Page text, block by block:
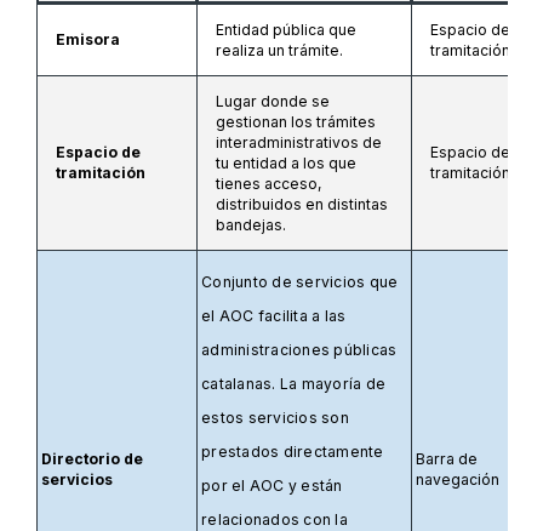
Emisora
Entidad pública que
realiza un trámite.
Espacio de
tramitación
Espacio de
tramitación
Lugar donde se
gestionan los trámites
interadministrativos de
tu entidad a los que
tienes acceso,
distribuidos en distintas
bandejas.
Espacio de
tramitación
Directorio de
servicios
Conjunto de servicios que
el AOC facilita a las
administraciones públicas
catalanas. La mayoría de
estos servicios son
prestados directamente
por el AOC y están
relacionados con la
Barra de
navegación